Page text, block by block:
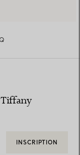
INSCRIPTION